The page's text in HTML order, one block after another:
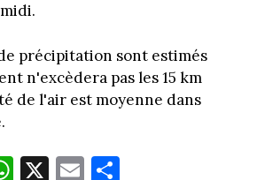
précipitation sont estimés
n'excèdera pas les 15 km
de l'air est moyenne dans
W X E Pa